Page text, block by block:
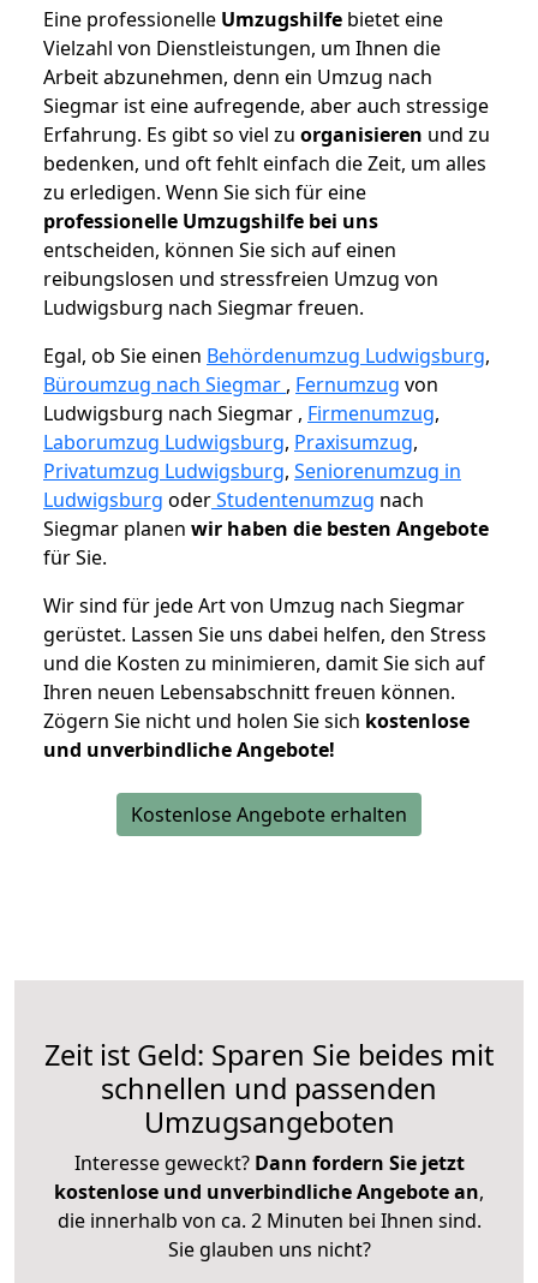
Eine professionelle Umzugshilfe bietet eine
Vielzahl von Dienstleistungen, um Ihnen die
Arbeit abzunehmen, denn ein Umzug nach
Siegmar ist eine aufregende, aber auch stressige
Erfahrung. Es gibt so viel zu organisieren und zu
bedenken, und oft fehlt einfach die Zeit, um alles
zu erledigen. Wenn Sie sich für eine
professionelle Umzugshilfe bei uns
entscheiden, können Sie sich auf einen
reibungslosen und stressfreien Umzug von
Ludwigsburg nach Siegmar freuen.
Egal, ob Sie einen Behördenumzug Ludwigsburg,
Büroumzug nach Siegmar , Fernumzug von
Ludwigsburg nach Siegmar , Firmenumzug,
Laborumzug Ludwigsburg, Praxisumzug,
Privatumzug Ludwigsburg, Seniorenumzug in
Ludwigsburg oderStudentenumzug nach
Siegmar planen wir haben die besten Angebote
für Sie.
Wir sind für jede Art von Umzug nach Siegmar
gerüstet. Lassen Sie uns dabei helfen, den Stress
und die Kosten zu minimieren, damit Sie sich auf
Ihren neuen Lebensabschnitt freuen können.
Zögern Sie nicht und holen Sie sich kostenlose
und unverbindliche Angebote!
Kostenlose Angebote erhalten
Zeit ist Geld: Sparen Sie beides mit
schnellen und passenden
Umzugsangeboten
Interesse geweckt? Dann fordern Sie jetzt
kostenlose und unverbindliche Angebote an,
die innerhalb von ca. 2 Minuten bei Ihnen sind.
Sie glauben uns nicht?